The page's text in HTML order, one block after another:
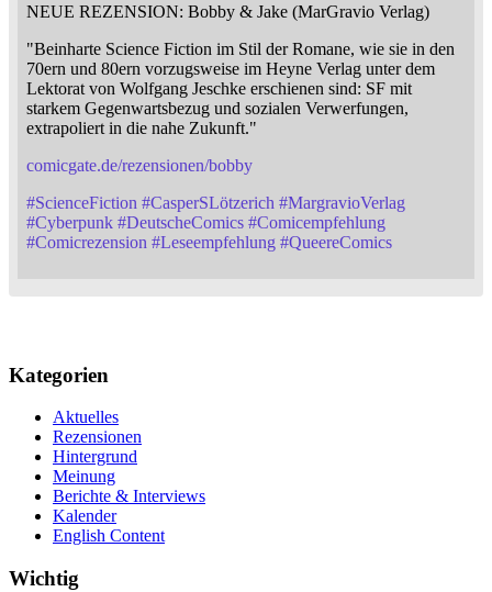
NEUE REZENSION: Bobby & Jake (MarGravio Verlag)
"Beinharte Science Fiction im Stil der Romane, wie sie in den
70ern und 80ern vorzugsweise im Heyne Verlag unter dem
Lektorat von Wolfgang Jeschke erschienen sind: SF mit
starkem Gegenwartsbezug und sozialen Verwerfungen,
extrapoliert in die nahe Zukunft."
comicgate.de/rezensionen/bobby
#ScienceFiction #CasperSLötzerich #MargravioVerlag
#Cyberpunk #DeutscheComics #Comicempfehlung
#Comicrezension #Leseempfehlung #QueereComics
Kategorien
Aktuelles
Rezensionen
Hintergrund
Meinung
Berichte & Interviews
Kalender
English Content
Wichtig